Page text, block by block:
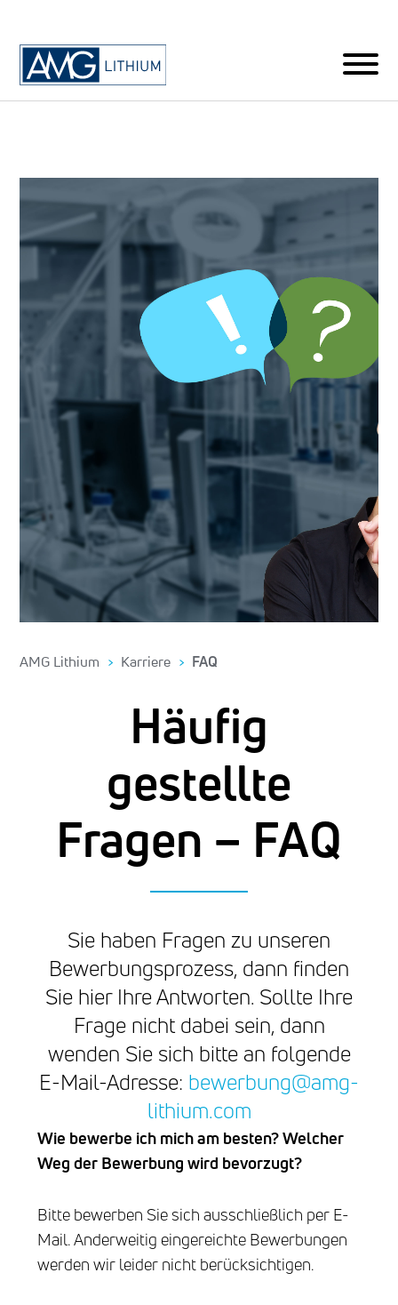
AMG Lithium Karriere FAQ
Häufig
gestellte
Fragen – FAQ
Sie haben Fragen zu unseren
Bewerbungsprozess, dann finden
Sie hier Ihre Antworten. Sollte Ihre
Frage nicht dabei sein, dann
wenden Sie sich bitte an folgende
E-Mail-Adresse: bewerbung@amg-
lithium.com
Wie bewerbe ich mich am besten? Welcher
Weg der Bewerbung wird bevorzugt?
Bitte bewerben Sie sich ausschließlich per E-
Mail. Anderweitig eingereichte Bewerbungen
werden wir leider nicht berücksichtigen.